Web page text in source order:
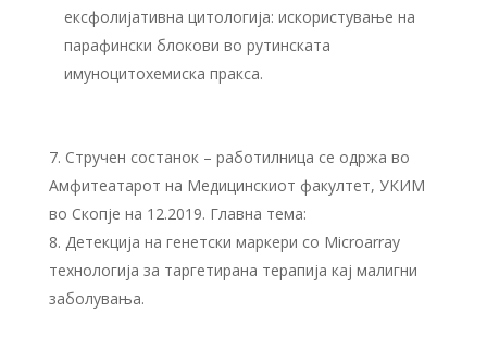
ексфолијативна цитологија: искористување на
парафински блокови во рутинската
имуноцитохемиска пракса.
Стручен состанок – работилница се одржа во
Амфитеатарот на Медицинскиот факултет, УКИМ
во Скопје на 12.2019. Главна тема:
Детекција на генетски маркери со Microarray
технологија за таргетирана терапија кај малигни
заболувања.